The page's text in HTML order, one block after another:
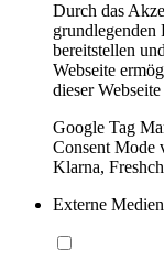
Durch das
grundlegenden
bereitstellen
Webseite
dieser
Google Tag
Consent Mode
Klarna,
Externe